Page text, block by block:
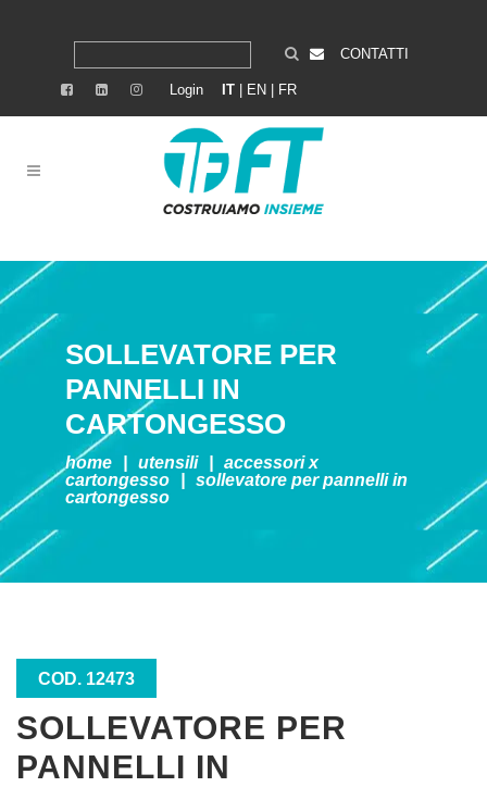
CONTATTI
Login IT EN FR
SOLLEVATORE PER
PANNELLI IN
CARTONGESSO
home utensili
accessori x
cartongesso
sollevatore per pannelli in
cartongesso
COD. 12473
SOLLEVATORE PER
PANNELLI IN